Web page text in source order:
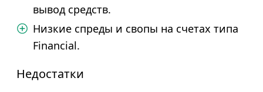
вывод средств.
Низкие спреды и свопы на счетах типа
Financial.
Недостатки